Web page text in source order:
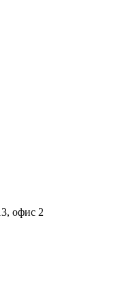
офис 2